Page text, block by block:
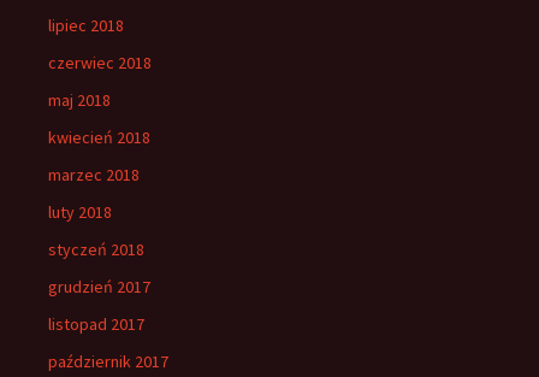
lipiec 2018
czerwiec 2018
maj 2018
kwiecień 2018
marzec 2018
luty 2018
styczeń 2018
grudzień 2017
listopad 2017
październik 2017